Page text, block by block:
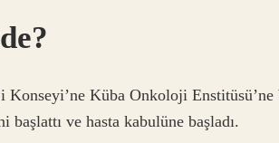
Küba Onkoloji Enstitüsü’ne
ve hasta kabulüne başladı.